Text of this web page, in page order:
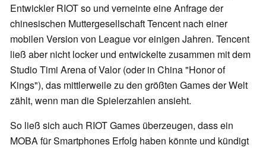
Entwickler RIOT so und verneinte eine Anfrage der
chinesischen Muttergesellschaft Tencent nach einer
mobilen Version von League vor einigen Jahren. Tencent
ließ aber nicht locker und entwickelte zusammen mit dem
Studio Timi Arena of Valor (oder in China "Honor of
Kings"), das mittlerweile zu den größten Games der Welt
zählt, wenn man die Spielerzahlen ansieht.
So ließ sich auch RIOT Games überzeugen, dass ein
MOBA für Smartphones Erfolg haben könnte und kündigt